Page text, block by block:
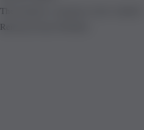
The product is already in the wishlist!
Removed from Wishlist